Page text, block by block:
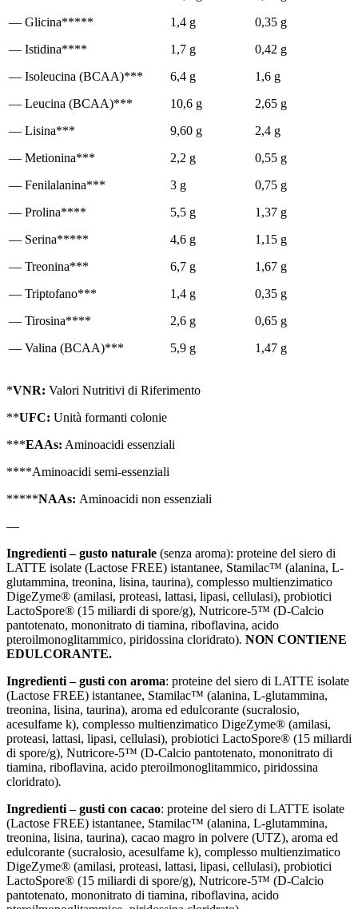
— Glicina*****
— Istidina****
— Isoleucina (BCAA)***
— Leucina (BCAA)***
— Lisina***
— Metionina***
— Fenilalanina***
— Prolina****
— Serina*****
— Treonina***
— Triptofano***
— Tirosina****
— Valina (BCAA)***
1,4 g
1,7 g
6,4 g
10,6 g
9,60 g
2,2 g
3 g
5,5 g
4,6 g
6,7 g
1,4 g
2,6 g
5,9 g
0,35 g
0,42 g
1,6 g
2,65 g
2,4 g
0,55 g
0,75 g
1,37 g
1,15 g
1,67 g
0,35 g
0,65 g
1,47 g
*VNR: Valori Nutritivi di Riferimento
**UFC: Unità formanti colonie
***EAAs: Aminoacidi essenziali
****Aminoacidi semi-essenziali
*****NAAs: Aminoacidi non essenziali
—
Ingredienti – gusto naturale (senza aroma): proteine del siero di
LATTE isolate (Lactose FREE) istantanee, Stamilac™ (alanina, L-
glutammina, treonina, lisina, taurina), complesso multienzimatico
DigeZyme® (amilasi, proteasi, lattasi, lipasi, cellulasi), probiotici
LactoSpore® (15 miliardi di spore/g), Nutricore-5™ (D-Calcio
pantotenato, mononitrato di tiamina, riboflavina, acido
pteroilmonoglitammico, piridossina cloridrato). NON CONTIENE
EDULCORANTE.
Ingredienti – gusti con aroma: proteine del siero di LATTE isolate
(Lactose FREE) istantanee, Stamilac™ (alanina, L-glutammina,
treonina, lisina, taurina), aroma ed edulcorante (sucralosio,
acesulfame k), complesso multienzimatico DigeZyme® (amilasi,
proteasi, lattasi, lipasi, cellulasi), probiotici LactoSpore® (15 miliardi
di spore/g), Nutricore-5™ (D-Calcio pantotenato, mononitrato di
tiamina, riboflavina, acido pteroilmonoglitammico, piridossina
cloridrato).
Ingredienti – gusti con cacao: proteine del siero di LATTE isolate
(Lactose FREE) istantanee, Stamilac™ (alanina, L-glutammina,
treonina, lisina, taurina), cacao magro in polvere (UTZ), aroma ed
edulcorante (sucralosio, acesulfame k), complesso multienzimatico
DigeZyme® (amilasi, proteasi, lattasi, lipasi, cellulasi), probiotici
LactoSpore® (15 miliardi di spore/g), Nutricore-5™ (D-Calcio
pantotenato, mononitrato di tiamina, riboflavina, acido